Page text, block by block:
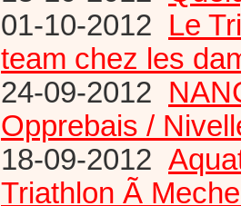
01-10-2012 Le
team chez les
24-09-2012
Opprebais /
18-09-2012
Triathlon Ã